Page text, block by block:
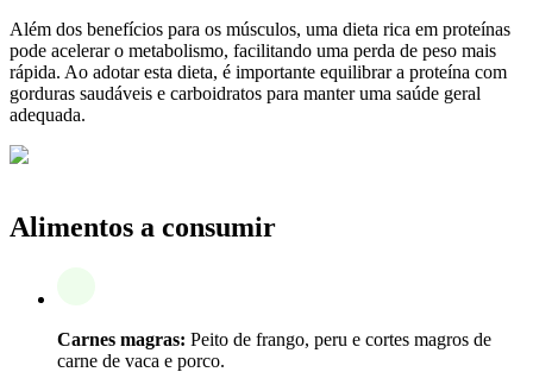
Além dos benefícios para os músculos, uma dieta rica em proteínas
pode acelerar o metabolismo, facilitando uma perda de peso mais
rápida. Ao adotar esta dieta, é importante equilibrar a proteína com
gorduras saudáveis e carboidratos para manter uma saúde geral
adequada.
Alimentos a consumir
Carnes magras: Peito de frango, peru e cortes magros de
carne de vaca e porco.